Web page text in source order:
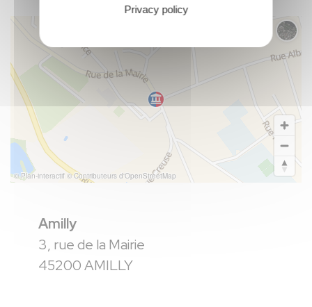
© Plan-interactif © Contributeurs d'OpenStreetMap
Amilly
3, rue de la Mairie
45200 AMILLY
Privacy policy